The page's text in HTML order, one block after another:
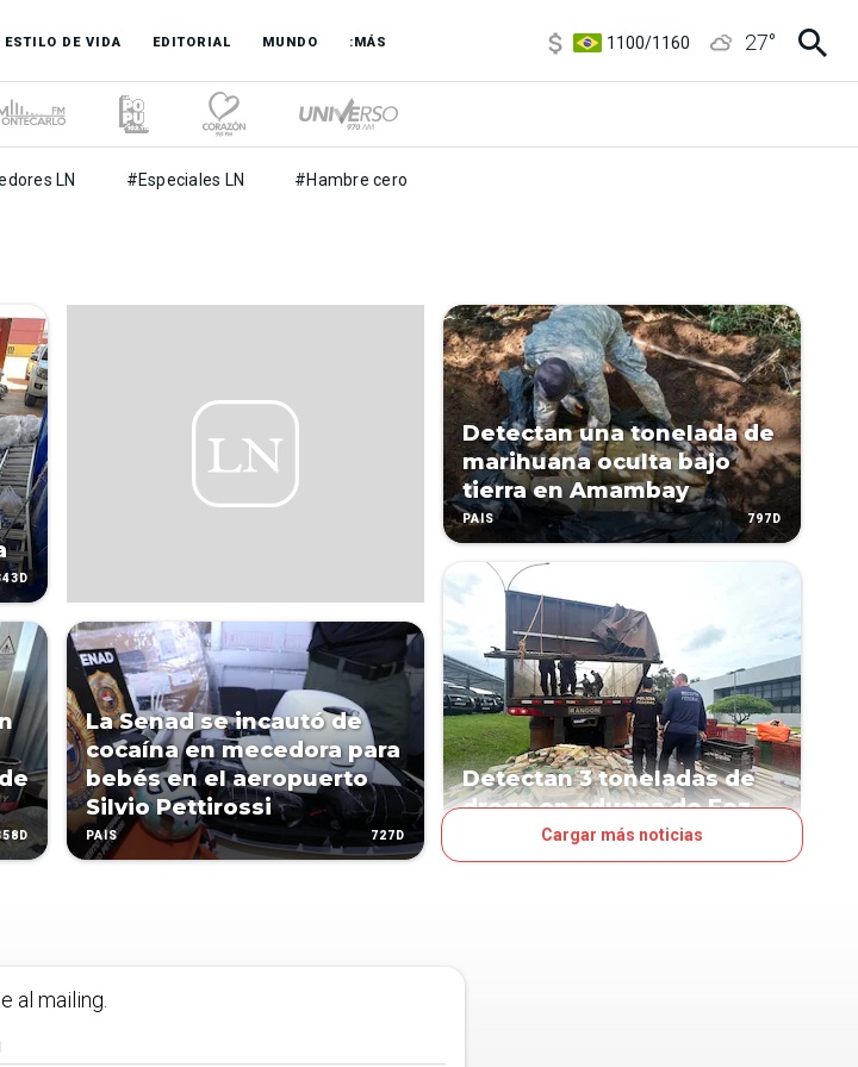
ESTILO DE VIDA EDITORIAL MUNDO :MÁS
1100/1160
27°
LN #Especiales LN #Hambre cero
La Senad se incautó de
cocaína en mecedora para
bebés en el aeropuerto
Silvio Pettirossi
PAÍS 727D
Detectan una tonelada de
marihuana oculta bajo
tierra en Amambay
PAÍS 797D
Detectan 3 toneladas de
droga en aduana de Foz
Cargar más noticias
al mailing.